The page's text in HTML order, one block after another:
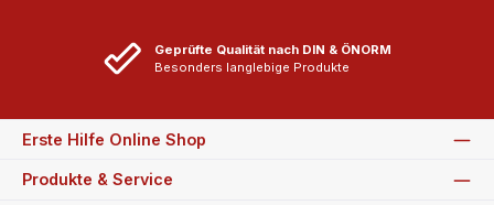
Geprüfte Qualität nach DIN & ÖNORM
Besonders langlebige Produkte
Erste Hilfe Online Shop
Produkte & Service